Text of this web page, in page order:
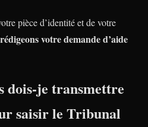
pièce d’identité et de votre
votre demande d’aide
dois-je transmettre
saisir le Tribunal